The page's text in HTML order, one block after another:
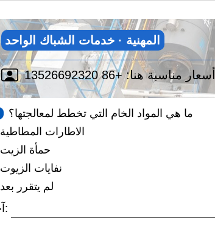
المهنية · خدمات الشباك الواحد
مناسبة هنا:
ما هي المواد الخام التي تخطط لمعالجتها؟
الاطارات المطاطية
حمأة الزيت
نفايات الزيوت
لم يتقرر بعد
آخر: